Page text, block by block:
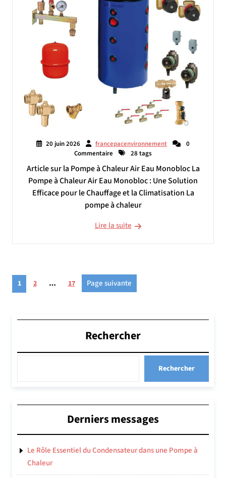
20 juin 2026 francepacenvironnement
0
Commentaire
28 tags
Article sur la Pompe à Chaleur Air Eau Monobloc La
Pompe à Chaleur Air Eau Monobloc : Une Solution
Efficace pour le Chauffage et la Climatisation La
pompe à chaleur
Lire la suite
Pagination
des
Page
1 2 …
Page
17 Page suivante
Rechercher
Rechercher
Derniers messages
Le Rôle Essentiel du Condensateur dans une Pompe à
Chaleur